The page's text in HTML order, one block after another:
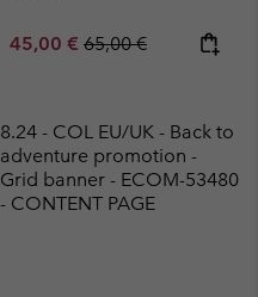
Sale price:
45,00 € Regular price:
65,00 €
8.24 - COL EU/UK - Back to
adventure promotion -
Grid banner - ECOM-53480
- CONTENT PAGE